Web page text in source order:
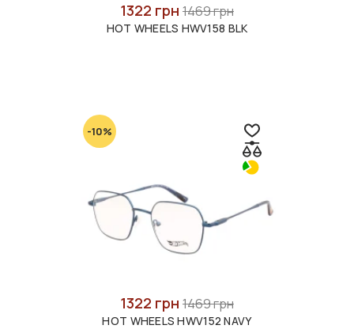
1322 грн 1469 грн
HOT WHEELS HWV158 BLK
-10%
1322 грн 1469 грн
HOT WHEELS HWV152 NAVY